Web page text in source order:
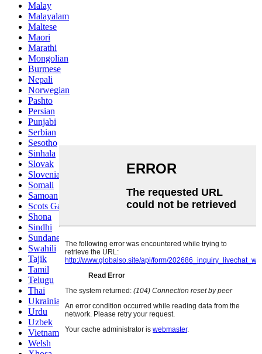
Malay
Malayalam
Maltese
Maori
Marathi
Mongolian
Burmese
Nepali
Norwegian
Pashto
Persian
Punjabi
Serbian
Sesotho
Sinhala
Slovak
Slovenian
Somali
Samoan
Scots Gaelic
Shona
Sindhi
Sundanese
Swahili
Tajik
Tamil
Telugu
Thai
Ukrainian
Urdu
Uzbek
Vietnamese
Welsh